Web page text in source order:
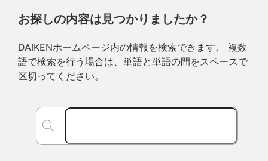
お探しの内容は見つかりましたか？
DAIKENホームページ内の情報を検索できます。 複数
語で検索を行う場合は、単語と単語の間をスペースで
区切ってください。